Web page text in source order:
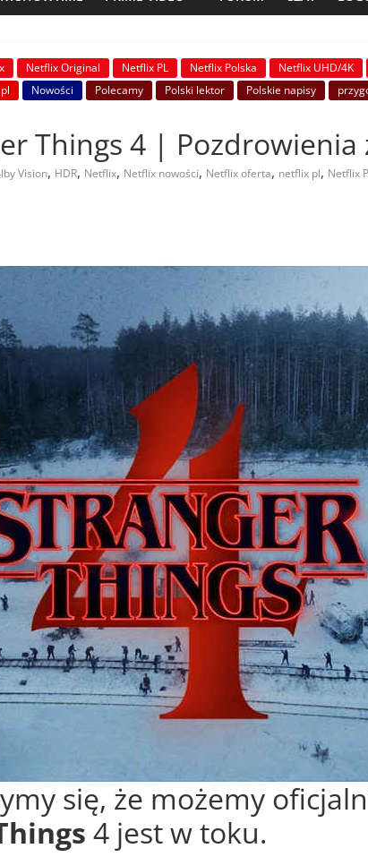
Netflix Original Netflix PL Netflix Polska Netflix UHD/4K
Nowości Polecamy Polski lektor Polskie napisy
Things 4 | Pozdrowienia
Vision, HDR, Netflix, Netflix nowości, Netflix oferta, netflix pl, Netflix
się, że możemy
4 jest w toku.